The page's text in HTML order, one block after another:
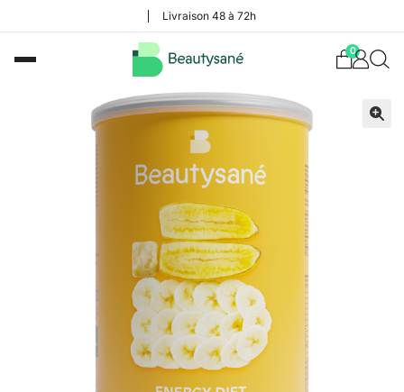
Livraison 48 à 72h
0